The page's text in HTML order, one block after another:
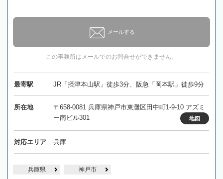
メールする
この事務所はメールでのお問合せができません。
最寄駅 JR「摂津本山駅」徒歩3分、阪急「岡本駅」徒歩9分
所在地
〒658-0081 兵庫県神戸市東灘区田中町1-9-10 アズミ
ー南ビル301
地図
対応エリア 兵庫
兵庫県 神戸市